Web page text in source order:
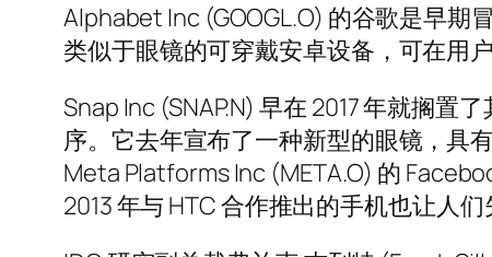
Alphabet Inc (GOOGL.O) 的谷歌是早
类似于眼镜的可穿戴安卓设备，可在用
Snap Inc (SNAP.N) 早在 2017 年就搁置
序。它去年宣布了一种新型的眼镜，具
Meta Platforms Inc (META.O) 的
2013 年与 HTC 合作推出的手机也让人